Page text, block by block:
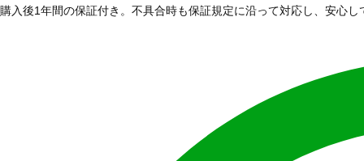
購入後1年間の保証付き。不具合時も保証規定に沿って対応し、安心